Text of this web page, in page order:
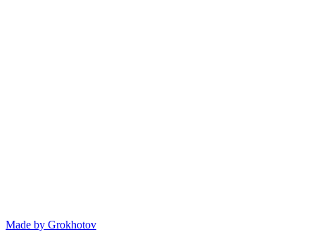
Made by Grokhotov